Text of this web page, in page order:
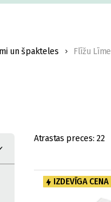
un špakteles Flīžu
Atrastas preces: 22
IZDEVĪGA CENA